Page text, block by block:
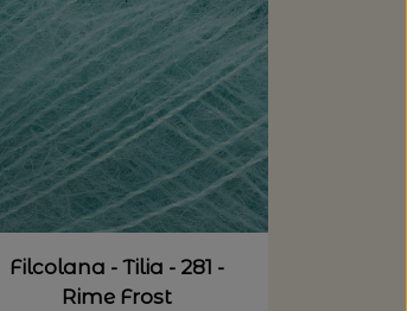
Filcolana - Tilia - 281 -
Rime Frost